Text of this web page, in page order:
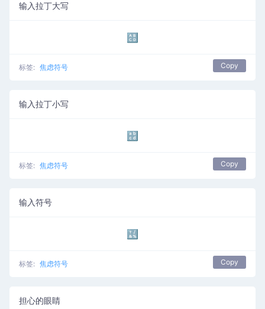
输入拉丁大写
🔠
标签: 焦虑符号 Copy
输入拉丁小写
🔡
标签: 焦虑符号 Copy
输入符号
🔣
标签: 焦虑符号 Copy
担心的眼睛